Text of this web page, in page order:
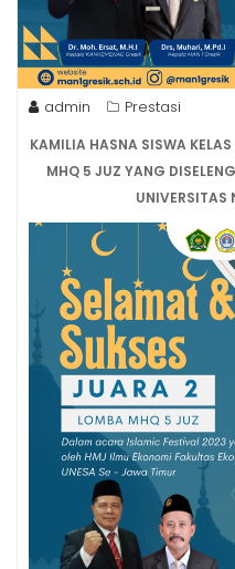
admin Prestasi
KAMILIA HASNA SISWA
MHQ 5 JUZ YANG
UNIVERSITAS